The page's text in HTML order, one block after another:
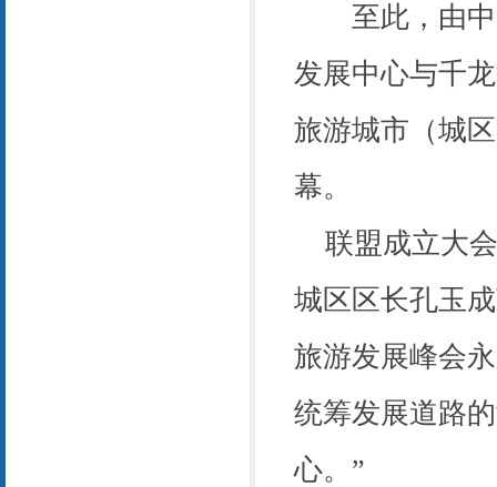
至此，由中
发展中心与千
旅游城市（城
幕。
联盟成立大会
城区区长孔玉
旅游发展峰会
统筹发展道路
心。”